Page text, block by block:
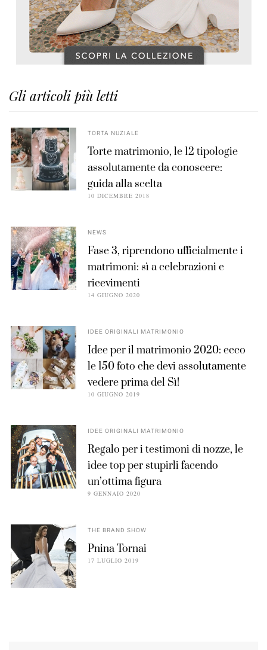
Gli articoli più letti
TORTA NUZIALE
Torte matrimonio, le 12 tipologie
assolutamente da conoscere:
guida alla scelta
10 DICEMBRE 2018
NEWS
Fase 3, riprendono ufficialmente i
matrimoni: sì a celebrazioni e
ricevimenti
14 GIUGNO 2020
IDEE ORIGINALI MATRIMONIO
Idee per il matrimonio 2020: ecco
le 150 foto che devi assolutamente
vedere prima del Sì!
10 GIUGNO 2019
IDEE ORIGINALI MATRIMONIO
Regalo per i testimoni di nozze, le
idee top per stupirli facendo
un’ottima figura
9 GENNAIO 2020
THE BRAND SHOW
Pnina Tornai
17 LUGLIO 2019